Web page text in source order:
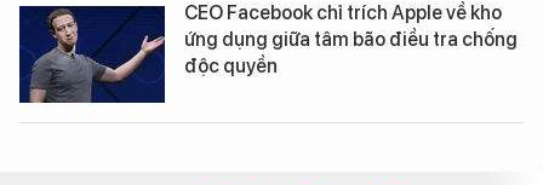
CEO Facebook chỉ trích Apple về kho
ứng dụng giữa tâm bão điều tra chống
độc quyền